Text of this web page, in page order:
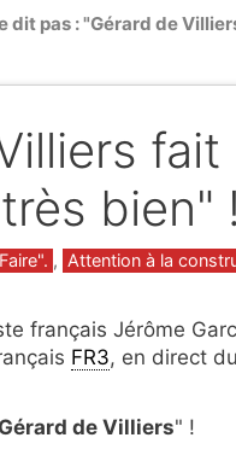
dit pas : "Gérard de
fait
bien" !
, Attention à la
français Jérôme
FR3, en direct
de Villiers" !